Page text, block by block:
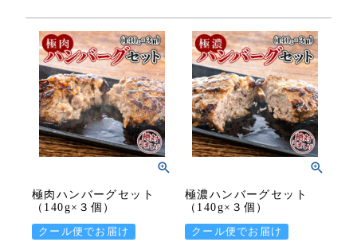
極肉ハンバーグセット
（140g×３個）
クール便でお届け
極濃ハンバーグセット
（140g×３個）
クール便でお届け